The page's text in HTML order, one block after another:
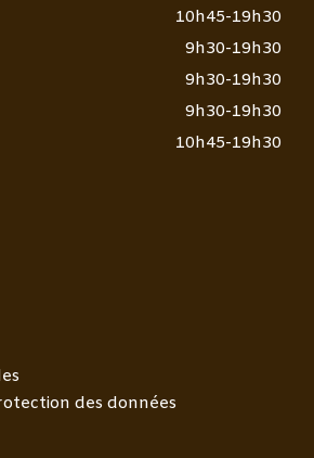
10h45-19h30
9h30-19h30
9h30-19h30
9h30-19h30
10h45-19h30
des données